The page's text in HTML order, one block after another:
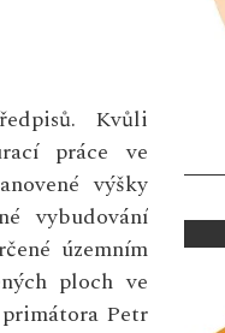
Kvůli
práce ve
výšky
vybudování
územním
ploch ve
Petr